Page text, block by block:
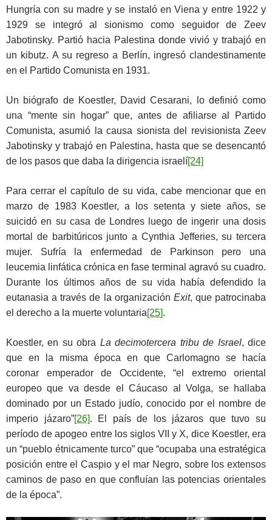
Hungría con su madre y se instaló en Viena y entre 1922 y
1929 se integró al sionismo como seguidor de Zeev
Jabotinsky. Partió hacia Palestina donde vivió y trabajó en
un kibutz. A su regreso a Berlín, ingresó clandestinamente
en el Partido Comunista en 1931.
Un biógrafo de Koestler, David Cesarani, lo definió como
una “mente sin hogar” que, antes de afiliarse al Partido
Comunista, asumió la causa sionista del revisionista Zeev
Jabotinsky y trabajó en Palestina, hasta que se desencantó
de los pasos que daba la dirigencia israelí[24]
Para cerrar el capítulo de su vida, cabe mencionar que en
marzo de 1983 Koestler, a los setenta y siete años, se
suicidó en su casa de Londres luego de ingerir una dosis
mortal de barbitúricos junto a Cynthia Jefferies, su tercera
mujer. Sufría la enfermedad de Parkinson pero una
leucemia linfática crónica en fase terminal agravó su cuadro.
Durante los últimos años de su vida había defendido la
eutanasia a través de la organización Exit, que patrocinaba
el derecho a la muerte voluntaria[25].
Koestler, en su obra La decimotercera tribu de Israel, dice
que en la misma época en que Carlomagno se hacía
coronar emperador de Occidente, “el extremo oriental
europeo que va desde el Cáucaso al Volga, se hallaba
dominado por un Estado judío, conocido por el nombre de
imperio jázaro”[26]. El país de los jázaros que tuvo su
período de apogeo entre los siglos VII y X, dice Koestler, era
un “pueblo étnicamente turco” que “ocupaba una estratégica
posición entre el Caspio y el mar Negro, sobre los extensos
caminos de paso en que confluían las potencias orientales
de la época”.